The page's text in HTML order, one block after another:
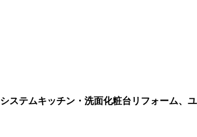
システムキッチン・洗面化粧台リフォーム、